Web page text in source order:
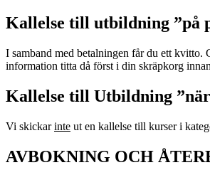
Kallelse till utbildning ”på
I samband med betalningen får du ett
information titta då först i din skräpkorg
Kallelse till Utbildning
Vi skickarinte ut en kallelse till kurser i
AVBOKNING OCH